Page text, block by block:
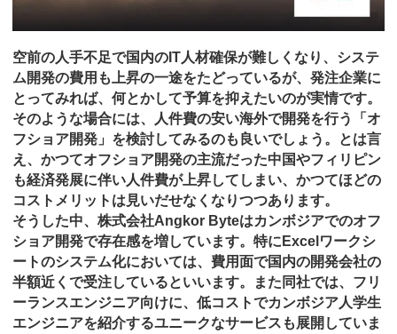
空前の人手不足で国内のIT人材確保が難しくなり、システ
ム開発の費用も上昇の一途をたどっているが、発注企業に
とってみれば、何とかして予算を抑えたいのが実情です。
そのような場合には、人件費の安い海外で開発を行う「オ
フショア開発」を検討してみるのも良いでしょう。とは言
え、かつてオフショア開発の主流だった中国やフィリピン
も経済発展に伴い人件費が上昇してしまい、かつてほどの
コストメリットは見いだせなくなりつつあります。
そうした中、株式会社Angkor Byteはカンボジアでのオフ
ショア開発で存在感を増しています。特にExcelワークシ
ートのシステム化においては、費用面で国内の開発会社の
半額近くで受注しているといいます。また同社では、フリ
ーランスエンジニア向けに、低コストでカンボジア人学生
エンジニアを紹介するユニークなサービスも展開していま